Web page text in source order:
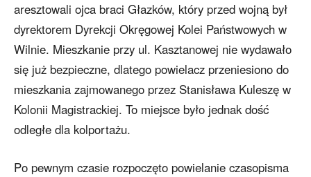
aresztowali ojca braci Głazków, który przed wojną był
dyrektorem Dyrekcji Okręgowej Kolei Państwowych w
Wilnie. Mieszkanie przy ul. Kasztanowej nie wydawało
się już bezpieczne, dlatego powielacz przeniesiono do
mieszkania zajmowanego przez Stanisława Kuleszę w
Kolonii Magistrackiej. To miejsce było jednak dość
odległe dla kolportażu.
Po pewnym czasie rozpoczęto powielanie czasopisma